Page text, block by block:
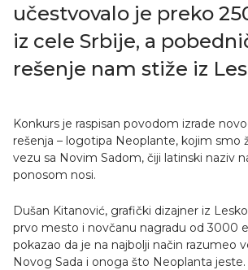
EN RU
učestvovalo je preko
iz cele Srbije, a
rešenje nam stiže iz
Konkurs je raspisan povodom izrade
rešenja – logotipa Neoplante, kojim smo
vezu sa Novim Sadom, čiji latinski naziv
ponosom nosi.
Dušan Kitanović, grafički dizajner iz
prvo mesto i novčanu nagradu od 3000
pokazao da je na najbolji način razumeo
Novog Sada i onoga što Neoplanta